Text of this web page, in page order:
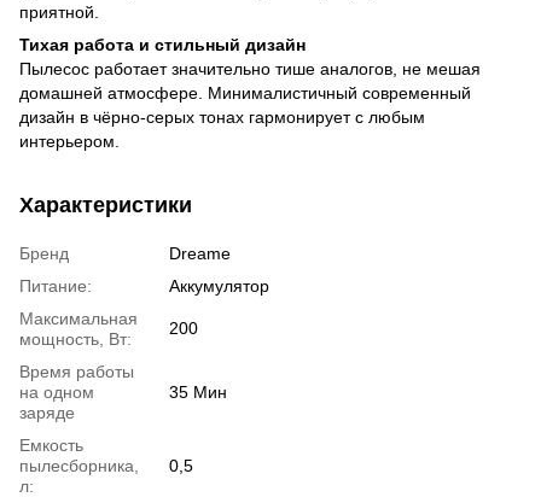
приятной.
Тихая работа и стильный дизайн
Пылесос работает значительно тише аналогов, не мешая
домашней атмосфере. Минималистичный современный
дизайн в чёрно-серых тонах гармонирует с любым
интерьером.
Характеристики
Бренд
Dreame
Питание:
Аккумулятор
Максимальная
мощность, Вт:
200
Время работы
на одном
заряде
35 Мин
Емкость
пылесборника,
л:
0,5